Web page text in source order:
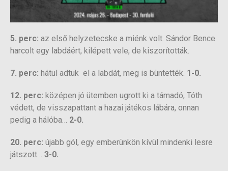
5. perc: az első helyzetecske a miénk volt. Sándor Bence
harcolt egy labdáért, kilépett vele, de kiszorították.
7. perc: hátul adtuk el a labdát, meg is büntették. 1-0.
12. perc: középen jó ütemben ugrott ki a támadó, Tóth
védett, de visszapattant a hazai játékos lábára, onnan
pedig a hálóba… 2-0.
20. perc: újabb gól, egy emberünkön kívül mindenki lesre
játszott… 3-0.